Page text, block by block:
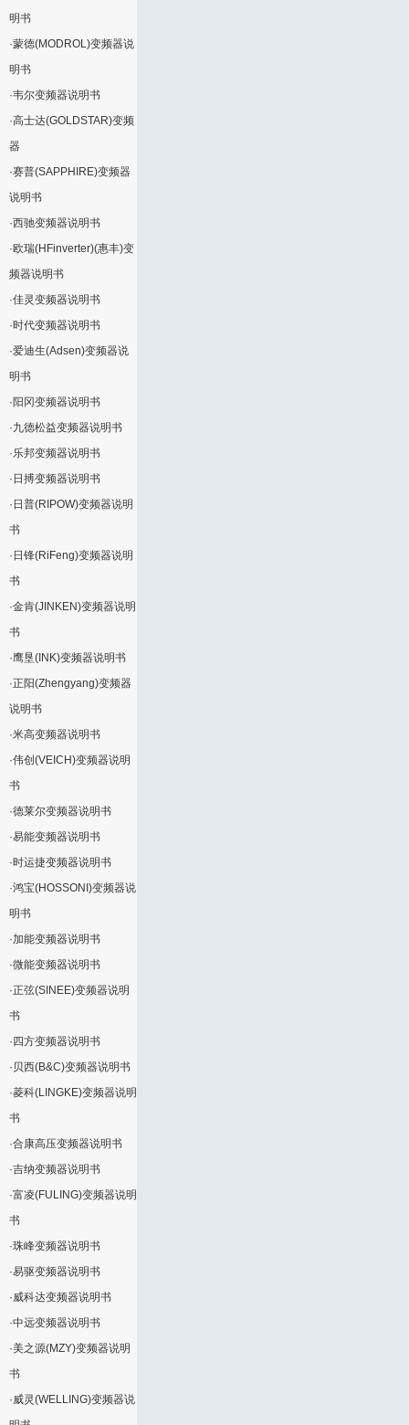
明书
·蒙德(MODROL)变频器说
明书
·韦尔变频器说明书
·高士达(GOLDSTAR)变频
器
·赛普(SAPPHIRE)变频器
说明书
·西驰变频器说明书
·欧瑞(HFinverter)(惠丰)变
频器说明书
·佳灵变频器说明书
·时代变频器说明书
·爱迪生(Adsen)变频器说
明书
· 阳冈变频器说明书
·九德松益变频器说明书
·乐邦变频器说明书
· 日搏变频器说明书
· 日普(RIPOW)变频器说明
书
· 日锋(RiFeng)变频器说明
书
·金肯(JINKEN)变频器说明
书
·鹰垦(INK)变频器说明书
·正阳(Zhengyang)变频器
说明书
·米高变频器说明书
·伟创(VEICH)变频器说明
书
·德莱尔变频器说明书
·易能变频器说明书
·时运捷变频器说明书
·鸿宝(HOSSONI)变频器说
明书
·加能变频器说明书
·微能变频器说明书
·正弦(SINEE)变频器说明
书
· 四方变频器说明书
· 贝西(B&C)变频器说明书
·菱科(LINGKE)变频器说明
书
·合康高压变频器说明书
·吉纳变频器说明书
·富凌(FULING)变频器说明
书
·珠峰变频器说明书
·易驱变频器说明书
·威科达变频器说明书
·中远变频器说明书
·美之源(MZY)变频器说明
书
·威灵(WELLING)变频器说